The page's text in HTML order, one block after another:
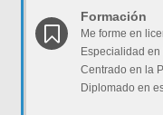
Formación
Me forme en
Especialidad
Centrado en la
Diplomado en